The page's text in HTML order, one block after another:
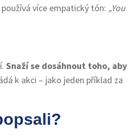
více empatický tón: „You
Snaží se dosáhnout toho, aby
k akci – jako jeden příklad za